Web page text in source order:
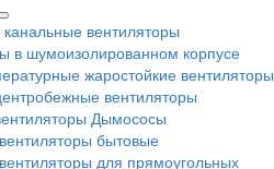
вентиляторы
в шумоизолированном корпусе
жаростойкие вентиляторы
вентиляторы
Дымососы
бытовые
для прямоугольных